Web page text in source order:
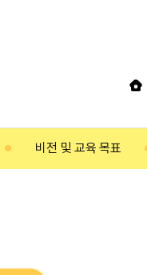
비전 및 교육 목표